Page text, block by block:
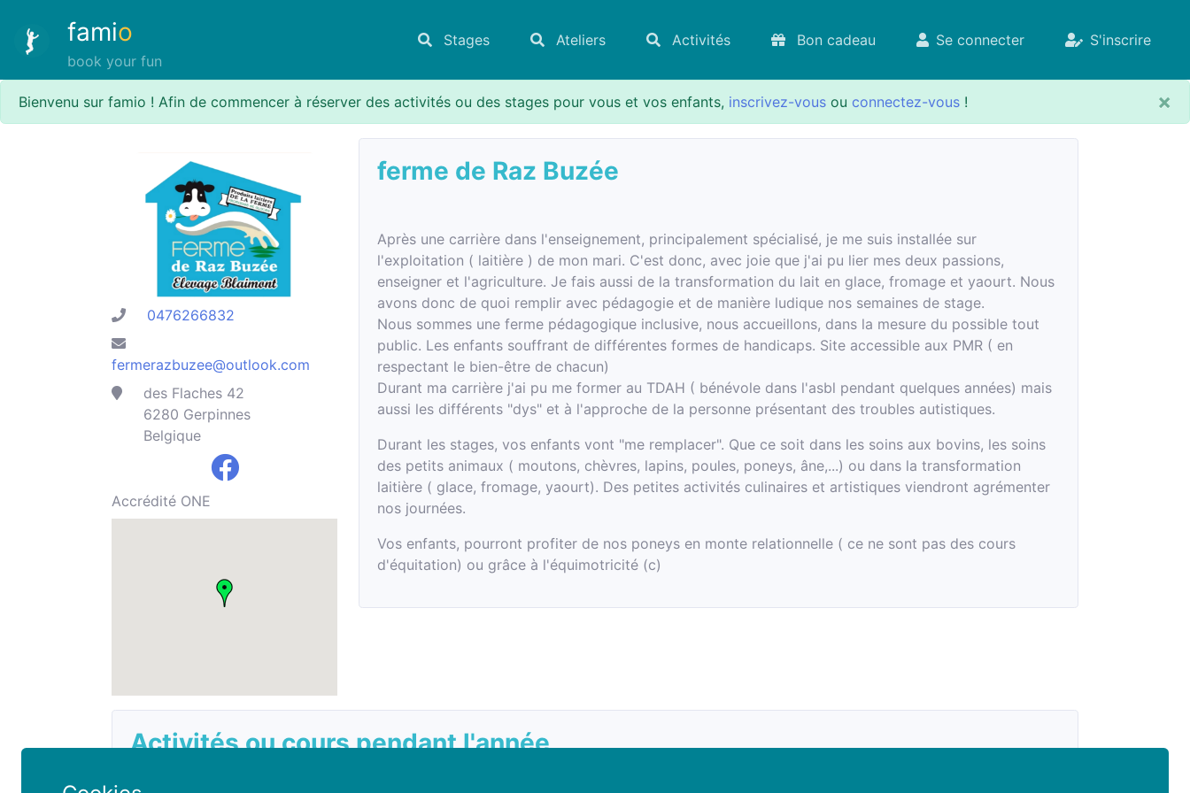
famio
book your fun
Stages Ateliers Activités Bon cadeau Se connecter S'inscrire
Bienvenu sur famio ! Afin de commencer à réserver des activités ou des stages pour vous et vos enfants, inscrivez-vous ou connectez-vous ! ×
0476266832
fermerazbuzee@outlook.com
des Flaches 42
6280 Gerpinnes
Belgique
Accrédité ONE
ferme de Raz Buzée
Après une carrière dans l'enseignement, principalement spécialisé, je me suis installée sur
l'exploitation ( laitière ) de mon mari. C'est donc, avec joie que j'ai pu lier mes deux passions,
enseigner et l'agriculture. Je fais aussi de la transformation du lait en glace, fromage et yaourt. Nous
avons donc de quoi remplir avec pédagogie et de manière ludique nos semaines de stage.
Nous sommes une ferme pédagogique inclusive, nous accueillons, dans la mesure du possible tout
public. Les enfants souffrant de différentes formes de handicaps. Site accessible aux PMR ( en
respectant le bien-être de chacun)
Durant ma carrière j'ai pu me former au TDAH ( bénévole dans l'asbl pendant quelques années) mais
aussi les différents "dys" et à l'approche de la personne présentant des troubles autistiques.
Durant les stages, vos enfants vont "me remplacer". Que ce soit dans les soins aux bovins, les soins
des petits animaux ( moutons, chèvres, lapins, poules, poneys, âne,...) ou dans la transformation
laitière ( glace, fromage, yaourt). Des petites activités culinaires et artistiques viendront agrémenter
nos journées.
Vos enfants, pourront profiter de nos poneys en monte relationnelle ( ce ne sont pas des cours
d'équitation) ou grâce à l'équimotricité (c)
Activités ou cours pendant l'année